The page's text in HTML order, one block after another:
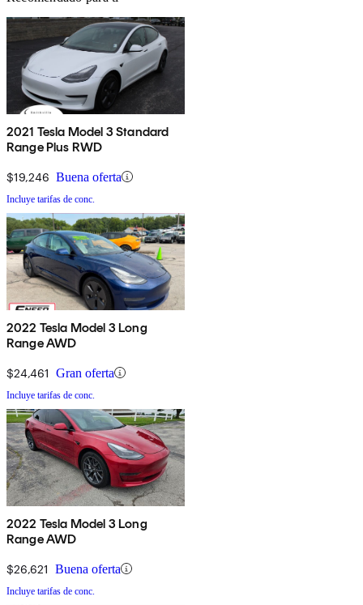
2021 Tesla Model 3 Standard
Range Plus RWD
$19,246 Buena oferta
Incluye tarifas de conc.
2022 Tesla Model 3 Long
Range AWD
$24,461 Gran oferta
Incluye tarifas de conc.
2022 Tesla Model 3 Long
Range AWD
$26,621 Buena oferta
Incluye tarifas de conc.